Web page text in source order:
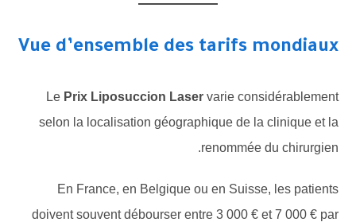
Vue d’ensemble des tarifs mondiaux
LePrix Liposuccion Laservarie considérablement
selon la localisation géographique de la clinique et la
renommée du chirurgien.
En France, en Belgique ou en Suisse, les patients
doivent souvent débourser entre 3 000 € et 7 000 € par